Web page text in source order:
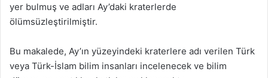
yer bulmuş ve adları Ay’daki kraterlerde
ölümsüzleştirilmiştir.
Bu makalede, Ay’ın yüzeyindeki kraterlere adı verilen Türk
veya Türk-İslam bilim insanları incelenecek ve bilim